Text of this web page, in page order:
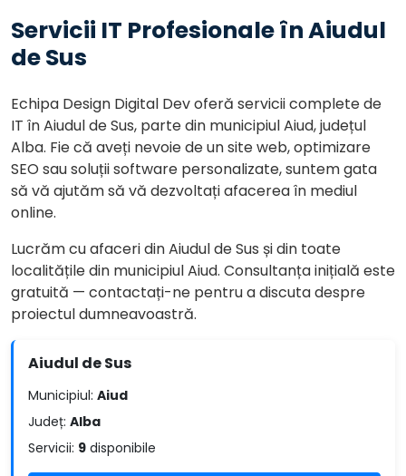
Servicii IT Profesionale în Aiudul
de Sus
Echipa Design Digital Dev oferă servicii complete de
IT în Aiudul de Sus, parte din municipiul Aiud, județul
Alba. Fie că aveți nevoie de un site web, optimizare
SEO sau soluții software personalizate, suntem gata
să vă ajutăm să vă dezvoltați afacerea în mediul
online.
Lucrăm cu afaceri din Aiudul de Sus și din toate
localitățile din municipiul Aiud. Consultanța inițială este
gratuită — contactați-ne pentru a discuta despre
proiectul dumneavoastră.
Aiudul de Sus
Municipiul: Aiud
Județ: Alba
Servicii: 9 disponibile